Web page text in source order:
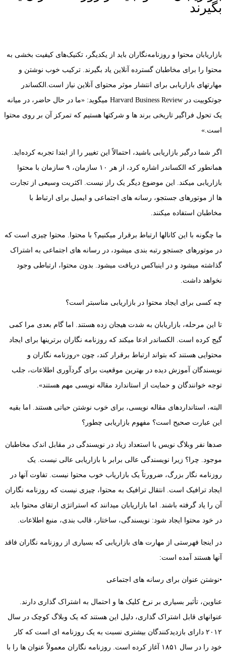
بگیرند
بازاریابان محتوا و روزنامه‌نگاران باید از یکدیگر، تکنیک‌های کیفیت‌ بخشی به
محتوا را برای مخاطبان گسترده آنلاین یاد بگیرند. ترکیب خوب نوشتن و
مهارتهای بازاریابی برای انتشار موثر محتوای آنلاین نیاز است.الکساندر
جوتکوییت در Harvard Business Review میگوید: «ما در حال حاضر، در میانه
یک تحول فراگیر تاریخی برند ها و شرکتها هستیم که تمرکز آن بر روی محتوا
است.»
اگر شما درگیر بازاریابی باشید، احتمالاً این تغییر را از ابتدا تجربه کرده‌اید.
همانطور که الکساندر اشاره کرد، از هر ۱۰ سازمان، ۹ سازمان با محتوا
بازاریابی میکند. این موضوع دیگر یک راز نیست. اکثریت وسیعی از تجارت
ها از موتورهای جستجو، رسانه‌ های اجتماعی و ایمیل برای ارتباط با
مخاطبان استفاده میکنند.
ما چگونه با این کانالها ارتباط برقرار میکنیم؟ با محتوا. محتوا چیزی است که
در موتورهای جستجو رتبه بندی میشود، در رسانه‌ های اجتماعی به اشتراک
گذاشته میشود و در اینباکس دریافت میشود. بدون محتوا، ارتباطی وجود
نخواهد داشت.
چه کسی برای ایجاد محتوا در بازاریابی مناسبتر است؟
تا این مرحله، بازاریابان به شدت هیجان زده هستند. اما گام بعدی مرا کمی
گیج کرده است. الکساندر ادعا میکند که روزنامه نگاران برترینها برای ایجاد
محتوایی هستند که بتواند ارتباط برقرار کند، چون «روزنامه نگاران و
نویسندگان آموزش دیده در بهترین موقعیت برای گردآوری اطلاعات، جلب
توجه خوانندگان و حمایت از استاندارد مقاله نویسی مهم هستند».
البته، استانداردهای مقاله نویسی، برای خوب نوشتن حیاتی هستند. اما بقیه‌
این عبارت صحیح است؟ مفهوم بازاریابی چطور؟
صدها نفر وبلاگ ‌نویس با استعداد زیاد در نویسندگی در مقابل اندک مخاطبان
موجود. چرا؟ زیرا نویسندگی عالی برابر با بازاریابی عالی نیست. یک
روزنامه ‌نگار بزرگ، ضرورتاً یک بازاریاب خوب محتوا نیست. تفاوت آنها در
ایجاد ترافیک است. انتقال ترافیک به محتوا، چیزی نیست که روزنامه ‌نگاران
آن را یاد گرفته باشند. اما بازاریابان میدانند که استراتژی ارتقای محتوا باید
در خود محتوا ایجاد شود: نویسندگی، ساختار، قالب بندی، منبع اطلاعات.
در اینجا فهرستی از مهارت‌ های بازاریابی که بسیاری از روزنامه‌ نگاران فاقد
آنها هستند آمده است:
•نوشتن عنوان برای رسانه ‌های اجتماعی
عناوین، تأثیر بسیاری بر نرخ کلیک ها و احتمال به اشتراک گذاری دارند.
عنوانهای قابل اشتراک گذاری، دلیل این هستند که یک وبلاگ کوچک در سال
۲۰۱۲ دارای بازدیدکنندگان بیشتری نسبت به یک روزنامه‌ ای است که کار
خود را در سال ۱۸۵۱ آغاز کرده است. روزنامه ‌نگاران معمولاً عنوان ‌ها را با